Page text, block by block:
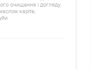
очищення і догляду.
каріте,